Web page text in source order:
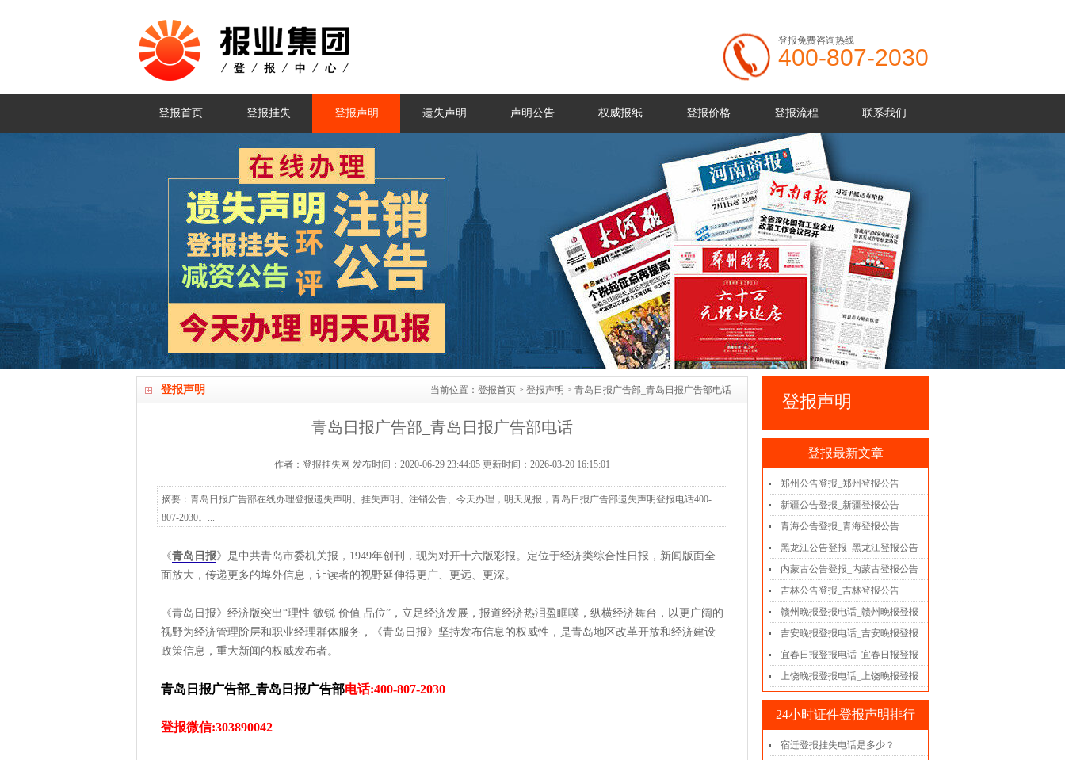
登报免费咨询热线
400-807-2030
登报首页 登报挂失 登报声明 遗失声明 声明公告 权威报纸 登报价格 登报流程 联系我们
登报声明 当前位置： 登报首页 > 登报声明 > 青岛日报广告部_青岛日报广告部电话
青岛日报广告部_青岛日报广告部电话
作者：登报挂失网 发布时间：2020-06-29 23:44:05 更新时间：2026-03-20 16:15:01
摘要：青岛日报广告部在线办理登报遗失声明、挂失声明、注销公告、今天办理，明天见报，青岛日报广告部遗失声明登报电话400-
807-2030。...
《青岛日报》是中共青岛市委机关报，1949年创刊，现为对开十六版彩报。定位于经济类综合性日报，新闻版面全
面放大，传递更多的埠外信息，让读者的视野延伸得更广、更远、更深。
《青岛日报》经济版突出“理性 敏锐 价值 品位”，立足经济发展，报道经济热泪盈眶噗，纵横经济舞台，以更广阔的
视野为经济管理阶层和职业经理群体服务，《青岛日报》坚持发布信息的权威性，是青岛地区改革开放和经济建设
政策信息，重大新闻的权威发布者。
青岛日报广告部_青岛日报广告部电话:400-807-2030
登报微信:303890042
登报声明
登报最新文章
郑州公告登报_郑州登报公告
新疆公告登报_新疆登报公告
青海公告登报_青海登报公告
黑龙江公告登报_黑龙江登报公告
内蒙古公告登报_内蒙古登报公告
吉林公告登报_吉林登报公告
赣州晚报登报电话_赣州晚报登报
吉安晚报登报电话_吉安晚报登报
宜春日报登报电话_宜春日报登报
上饶晚报登报电话_上饶晚报登报
24小时证件登报声明排行
宿迁登报挂失电话是多少？